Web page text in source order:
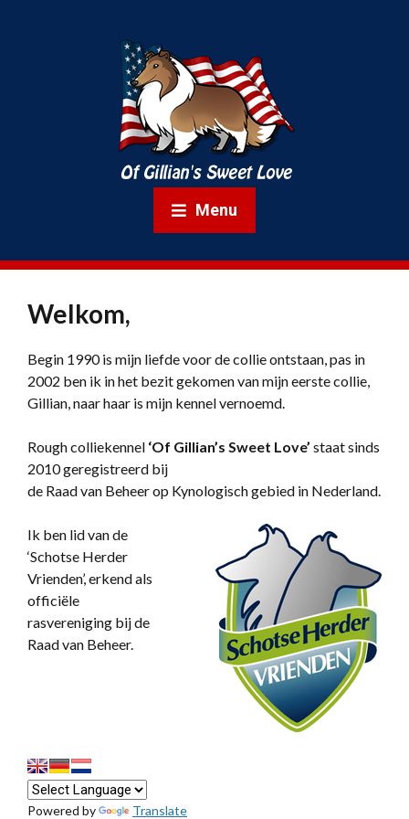
Menu
Welkom,
Begin 1990 is mijn liefde voor de collie ontstaan, pas in
2002 ben ik in het bezit gekomen van mijn eerste collie,
Gillian, naar haar is mijn kennel vernoemd.
Rough colliekennel ‘Of Gillian’s Sweet Love’ staat sinds
2010 geregistreerd bij
de Raad van Beheer op Kynologisch gebied in Nederland.
Ik ben lid van de
‘Schotse Herder
Vrienden’, erkend als
officiële
rasvereniging bij de
Raad van Beheer.
Powered by
Translate